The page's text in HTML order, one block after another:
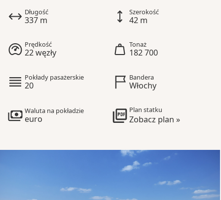
Długość
337 m
Szerokość
42 m
Prędkość
22 węzły
Tonaż
182 700
Pokłady pasażerskie
20
Bandera
Włochy
Waluta na pokładzie
euro
Plan statku
Zobacz plan »